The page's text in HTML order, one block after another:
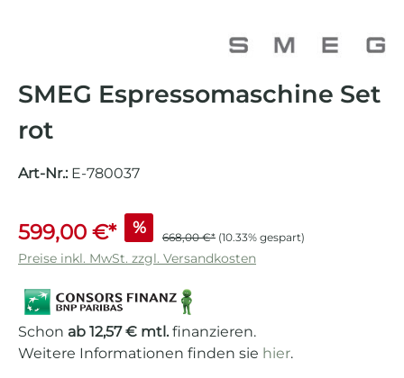
SMEG Espressomaschine Set
rot
Art-Nr.: E-780037
599,00 €* % 668,00 €* (10.33% gespart)
Preise inkl. MwSt. zzgl. Versandkosten
Schon ab 12,57 € mtl. finanzieren.
Weitere Informationen finden sie hier.